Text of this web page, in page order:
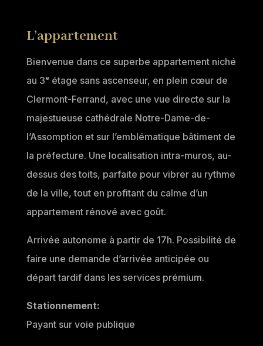
L’appartement
Bienvenue dans ce superbe appartement niché
au 3ᵉ étage sans ascenseur, en plein cœur de
Clermont-Ferrand, avec une vue directe sur la
majestueuse cathédrale Notre-Dame-de-
l’Assomption et sur l’emblématique bâtiment de
la préfecture. Une localisation intra-muros, au-
dessus des toits, parfaite pour vibrer au rythme
de la ville, tout en profitant du calme d’un
appartement rénové avec goût.
Arrivée autonome à partir de 17h. Possibilité de
faire une demande d’arrivée anticipée ou
départ tardif dans les services prémium.
Stationnement:
Payant sur voie publique